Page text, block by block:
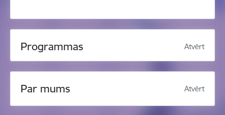
Programmas Atvērt
Par mums Atvērt